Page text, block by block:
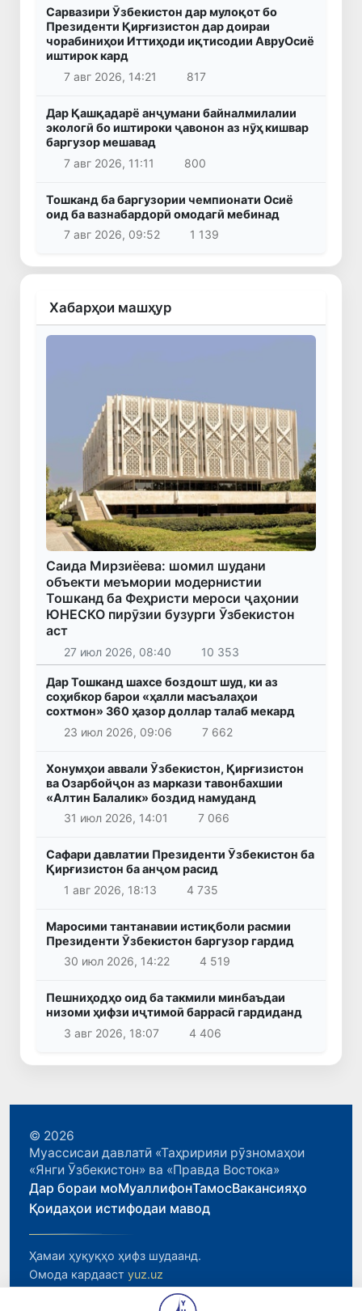
Сарвазири Ӯзбекистон дар мулоқот бо
Президенти Қирғизистон дар доираи
чорабиниҳои Иттиҳоди иқтисодии АвруОсиё
иштирок кард
7 авг 2026, 14:21
817
Дар Қашқадарё анҷумани байналмилалии
экологӣ бо иштироки ҷавонон аз нӯҳ кишвар
баргузор мешавад
7 авг 2026, 11:11
800
Тошканд ба баргузории чемпионати Осиё
оид ба вазнабардорӣ омодагӣ мебинад
7 авг 2026, 09:52
1 139
Хабарҳои машҳур
Саида Мирзиёева: шомил шудани
объекти меъмории модернистии
Тошканд ба Феҳристи мероси ҷаҳонии
ЮНЕСКО пирӯзии бузурги Ӯзбекистон
аст
27 июл 2026, 08:40 10 353
Дар Тошканд шахсе боздошт шуд, ки аз
соҳибкор барои «ҳалли масъалаҳои
сохтмон» 360 ҳазор доллар талаб мекард
23 июл 2026, 09:06
7 662
Хонумҳои аввали Ӯзбекистон, Қирғизистон
ва Озарбойҷон аз маркази тавонбахшии
«Алтин Балалик» боздид намуданд
31 июл 2026, 14:01
7 066
Сафари давлатии Президенти Ӯзбекистон ба
Қирғизистон ба анҷом расид
1 авг 2026, 18:13
4 735
Маросими тантанавии истиқболи расмии
Президенти Ӯзбекистон баргузор гардид
30 июл 2026, 14:22
4 519
Пешниҳодҳо оид ба такмили минбаъдаи
низоми ҳифзи иҷтимоӣ баррасӣ гардиданд
3 авг 2026, 18:07
4 406
© 2026
Муассисаи давлатӣ «Таҳририяи рӯзномаҳои
«Янги Ӯзбекистон» ва «Правда Востока»
Дар бораи моМуаллифонТамосВакансияҳо
Қоидаҳои истифодаи мавод
Ҳамаи ҳуқуқҳо ҳифз шудаанд.
Омода кардааст yuz.uz